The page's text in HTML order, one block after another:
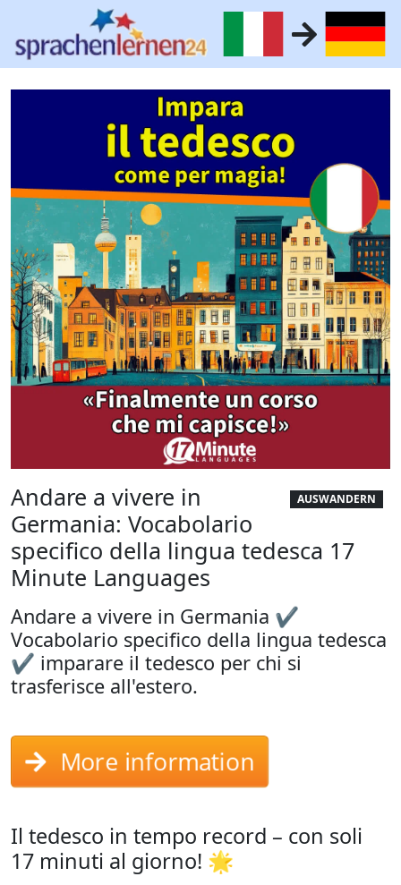
AUSWANDERN
Andare a vivere in
Germania: Vocabolario
specifico della lingua tedesca 17
Minute Languages
Andare a vivere in Germania ✔
Vocabolario specifico della lingua tedesca
✔ imparare il tedesco per chi si
trasferisce all'estero.
More information
Il tedesco in tempo record – con soli
17 minuti al giorno! 🌟